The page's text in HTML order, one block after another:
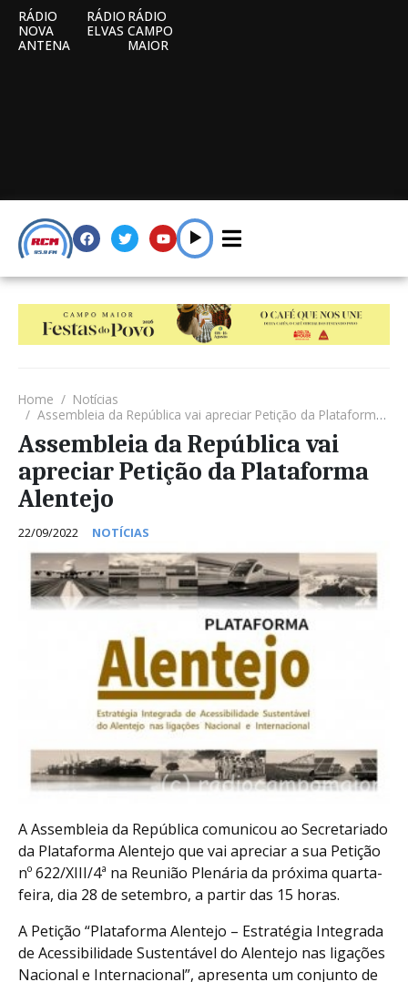
RÁDIO
NOVA
ANTENA
RÁDIO
ELVAS
RÁDIO
CAMPO
MAIOR
Home
Notícias
Assembleia da República vai apreciar Petição da Plataforma Alentejo
Assembleia da República vai
apreciar Petição da Plataforma
Alentejo
22/09/2022 NOTÍCIAS
A Assembleia da República comunicou ao Secretariado
da Plataforma Alentejo que vai apreciar a sua Petição
nº 622/XIII/4ª na Reunião Plenária da próxima quarta-
feira, dia 28 de setembro, a partir das 15 horas.
A Petição “Plataforma Alentejo – Estratégia Integrada
de Acessibilidade Sustentável do Alentejo nas ligações
Nacional e Internacional”, apresenta um conjunto de